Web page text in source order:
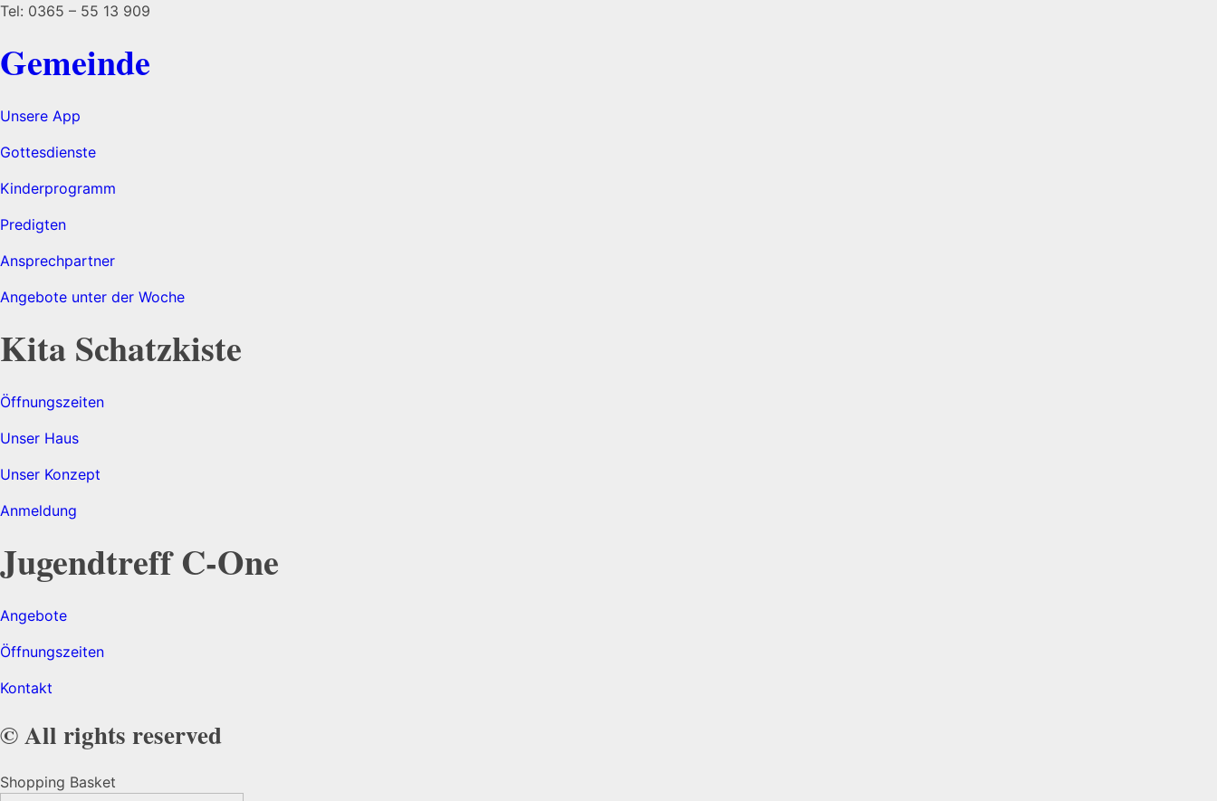
Tel: 0365 – 55 13 909
Gemeinde
Unsere App
Gottesdienste
Kinderprogramm
Predigten
Ansprechpartner
Angebote unter der Woche
Kita Schatzkiste
Öffnungszeiten
Unser Haus
Unser Konzept
Anmeldung
Jugendtreff C-One
Angebote
Öffnungszeiten
Kontakt
© All rights reserved
Shopping Basket